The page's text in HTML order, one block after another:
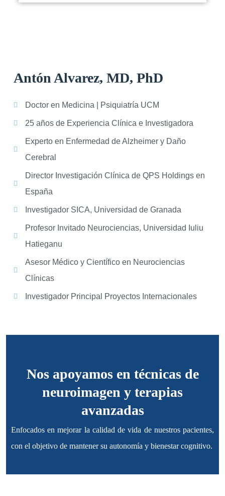
Antón Alvarez, MD, PhD
Doctor en Medicina | Psiquiatría UCM
25 años de Experiencia Clínica e Investigadora
Experto en Enfermedad de Alzheimer y Daño
Cerebral
Director Investigación Clínica de QPS Holdings en
España
Investigador SICA, Universidad de Granada
Profesor Invitado Neurociencias, Universidad Iuliu
Hatieganu
Asesor Médico y Científico en Neurociencias
Clínicas
Investigador Principal Proyectos Internacionales
Nos apoyamos en técnicas de
neuroimagen y terapias
avanzadas
Enfocados en mejorar la calidad de vida de nuestros pacientes,
con el objetivo de mantener su autonomía y bienestar cognitivo.